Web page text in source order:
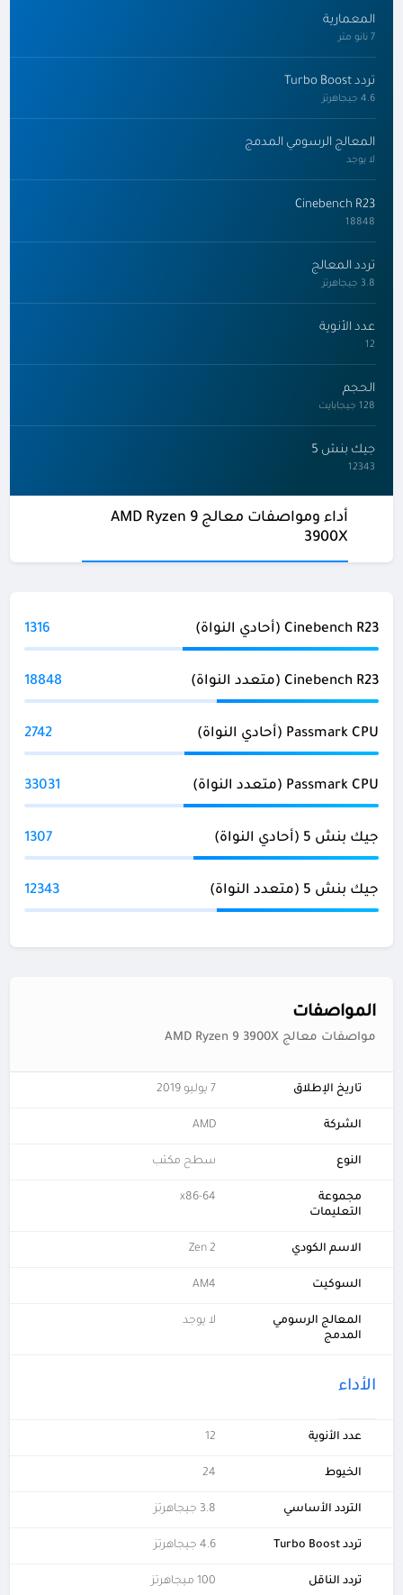
المعمارية
تردد Turbo Boost
4.6 جيجاهرتز
المعالج الرسومي المدمج
لا يوجد
Cinebench R23
18848
تردد المعالج
3.8 جيجاهرتز
عدد الأنوية
12
الحجم
128 جيجابايت
جيك بنش 5
12343
أداء ومواصفات معالج AMD Ryzen 9
3900X
Cinebench R23 (أحادي النواة) 1316
Cinebench R23 (متعدد النواة) 18848
Passmark CPU (أحادي النواة) 2742
Passmark CPU (متعدد النواة) 33031
جيك بنش 5 (أحادي النواة) 1307
جيك بنش 5 (متعدد النواة) 12343
المواصفات
مواصفات معالج AMD Ryzen 9 3900X
تاريخ الإطلاق
الشركة AMD
النوع سطح مكتب
مجموعة
التعليمات
x86-64
الاسم الكودي Zen 2
السوكيت AM4
المعالج الرسومي
المدمج
لا يوجد
الأداء
عدد الأنوية 12
الخيوط 24
التردد الأساسي 3.8 جيجاهرتز
تردد Turbo Boost 4.6 جيجاهرتز
تردد الناقل 100 ميجاهرتز